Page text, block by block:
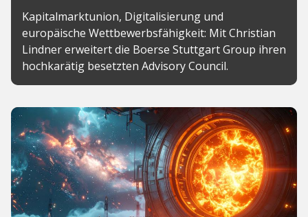
Kapitalmarktunion, Digitalisierung und
europäische Wettbewerbsfähigkeit: Mit Christian
Lindner erweitert die Boerse Stuttgart Group ihren
hochkarätig besetzten Advisory Council.